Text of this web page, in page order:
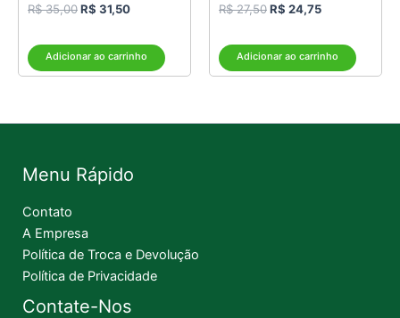
R$35,00R$ 31,50
Adicionar ao carrinho
R$27,50R$ 24,75
Adicionar ao carrinho
Menu Rápido
Contato
A Empresa
Política de Troca e Devolução
Política de Privacidade
Contate-Nos